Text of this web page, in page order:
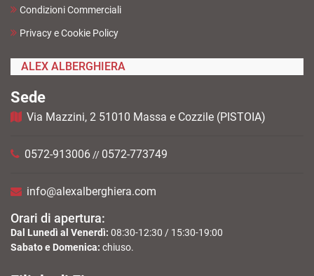
Condizioni Commerciali
Privacy e Cookie Policy
ALEX ALBERGHIERA
Sede
Via Mazzini, 2 51010 Massa e Cozzile (PISTOIA)
0572-913006 // 0572-773749
info@alexalberghiera.com
Orari di apertura:
Dal Lunedì al Venerdì: 08:30-12:30 / 15:30-19:00
Sabato e Domenica: chiuso.